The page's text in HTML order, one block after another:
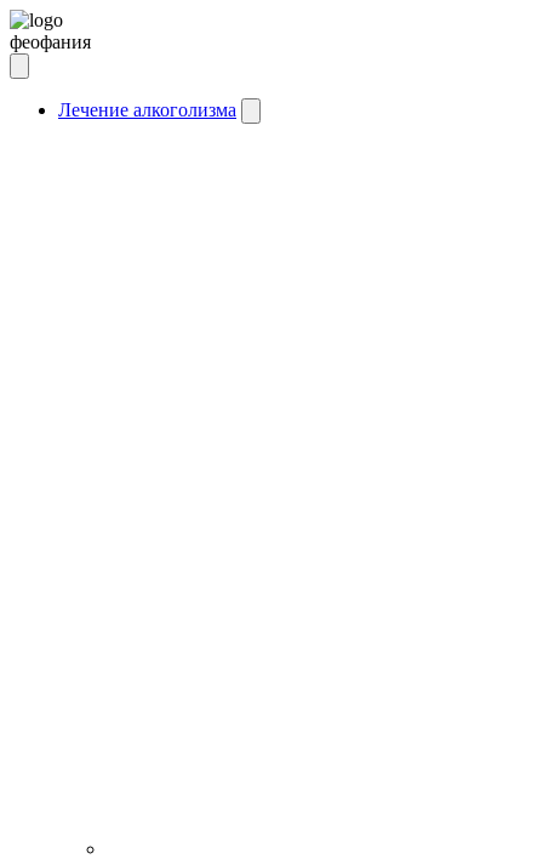
феофания
Лечение алкоголизма